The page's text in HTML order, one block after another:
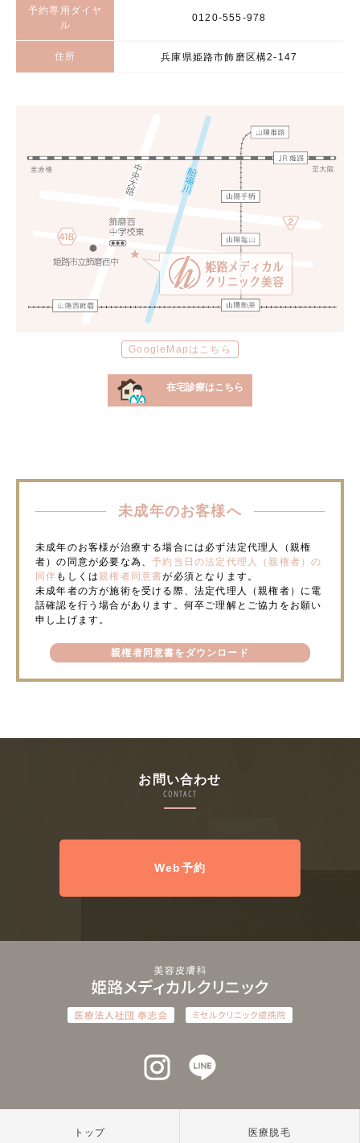
予約専用ダイヤ
ル
0120-555-978
住所 兵庫県姫路市飾磨区構2-147
GoogleMapはこちら
在宅診療はこちら
未成年のお客様へ
未成年のお客様が治療する場合には必ず法定代理人（親権
者）の同意が必要な為、予約当日の法定代理人（親権者）の
同伴 もしくは親権者同意書が必須となります。
未成年者の方が施術を受ける際、法定代理人（親権者）に電
話確認を行う場合があります。何卒ご理解とご協力をお願い
申し上げます。
親権者同意書をダウンロード
お問い合わせ
CONTACT
Web予約
インスタグラム
トップ 医療脱毛